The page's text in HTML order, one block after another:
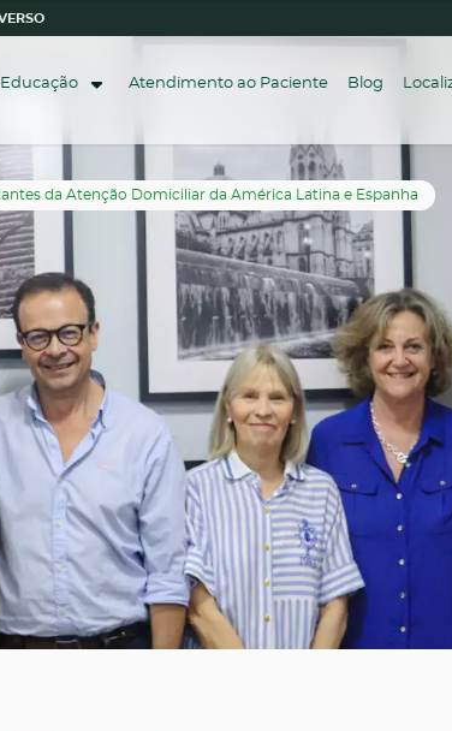
Atendimento ao Paciente Blog
da Atenção Domiciliar da América Latina e Espanha